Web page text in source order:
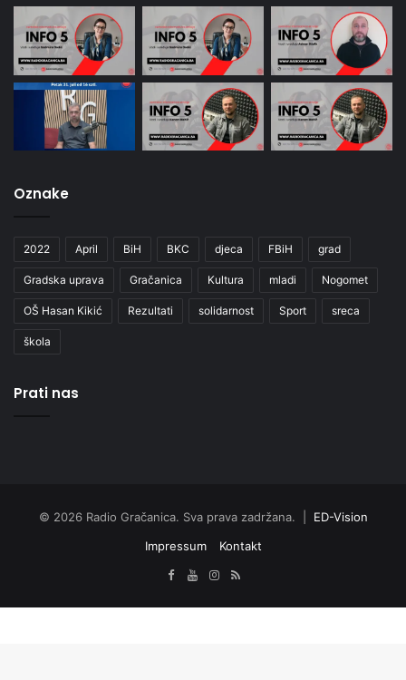
Oznake
2022 April BiH BKC djeca FBiH grad
Gradska uprava Gračanica Kultura mladi Nogomet
OŠ Hasan Kikić Rezultati solidarnost Sport sreca
škola
Prati nas
© 2026 Radio Gračanica. Sva prava zadržana. | ED-Vision
Impressum
Kontakt